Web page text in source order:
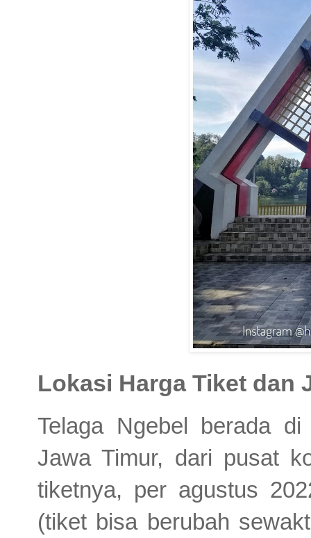
Lokasi Harga Tiket dan
Telaga Ngebel berada
Jawa Timur, dari pusat
tiketnya, per agustus
(tiket bisa berubah